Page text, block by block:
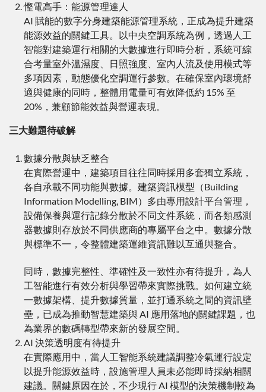
慳電高手：能源管理達人
AI 賦能的數字分身建築能源管理系統，正成為提升建築
能源效益的關鍵工具。以中央空調系統為例，透過人工
智能對建築運行相關的大數據進行即時分析，系統可綜
合考量室外溫濕度、日照強度、室內人流及使用模式等
多項因素，動態優化空調運行參數。在確保室內環境舒
適與健康的同時，整體用電量可有效降低約 15% 至
20%，兼顧節能效益與營運表現。
三大難題待破解
數據分散與缺乏整合
在實際營運中，建築項目往往同時採用多套獨立系統，
各自承載不同功能與數據。建築資訊模型（Building
Information Modelling, BIM）多由專用設計平台管理，
設備保養與運行記錄分散於不同文件系統，而各類感測
器數據則存放於不同供應商的專屬平台之中。數據分散
與標準不一，令整體建築運維資訊難以互通與整合。
同時，數據完整性、準確性及一致性亦有待提升，為人
工智能進行有效分析與學習帶來實際挑戰。如何建立統
一數據架構、提升數據質量，並打通系統之間的資訊壁
壘，已成為推動智慧建築與 AI 應用落地的關鍵課題，也
為業界的數碼轉型帶來新的發展空間。
AI 決策透明度有待提升
在實際應用中，當人工智能系統建議調整冷氣運行設定
以提升能源效益時，設施管理人員未必能即時採納相關
建議。關鍵原因在於，不少現行 AI 模型的決策機制較為